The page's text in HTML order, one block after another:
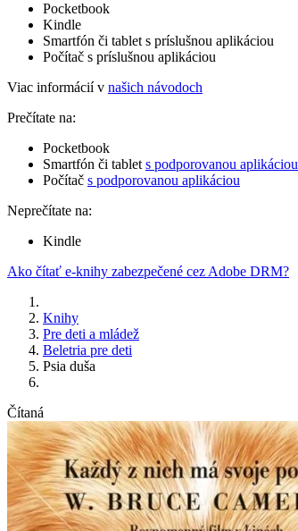
Pocketbook
Kindle
Smartfón či tablet s príslušnou aplikáciou
Počítač s príslušnou aplikáciou
Viac informácií v našich návodoch
Prečítate na:
Pocketbook
Smartfón či tablet s podporovanou aplikáciou
Počítač s podporovanou aplikáciou
Neprečítate na:
Kindle
Ako čítať e-knihy zabezpečené cez Adobe DRM?
Knihy
Pre deti a mládež
Beletria pre deti
Psia duša
Čítaná